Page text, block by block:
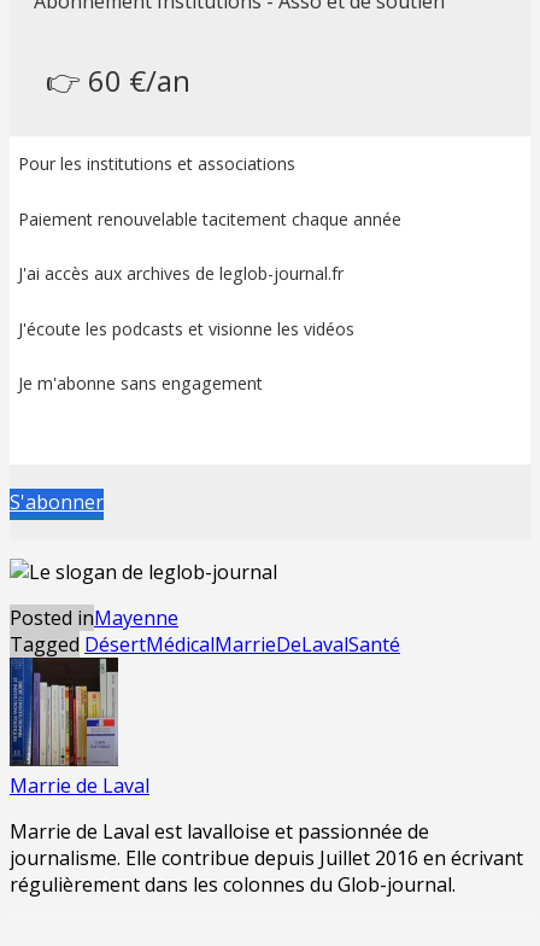
👉 60 €/an
Pour les institutions et associations
Paiement renouvelable tacitement chaque année
J'ai accès aux archives de leglob-journal.fr
J'écoute les podcasts et visionne les vidéos
Je m'abonne sans engagement
S'abonner
Posted inMayenne
Tagged DésertMédicalMarrieDeLavalSanté
Marrie de Laval
Marrie de Laval est lavalloise et passionnée de
journalisme. Elle contribue depuis Juillet 2016 en écrivant
régulièrement dans les colonnes du Glob-journal.